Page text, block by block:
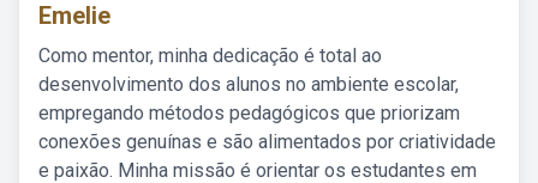
Emelie
Como mentor, minha dedicação é total ao
desenvolvimento dos alunos no ambiente escolar,
empregando métodos pedagógicos que priorizam
conexões genuínas e são alimentados por criatividade
e paixão. Minha missão é orientar os estudantes em